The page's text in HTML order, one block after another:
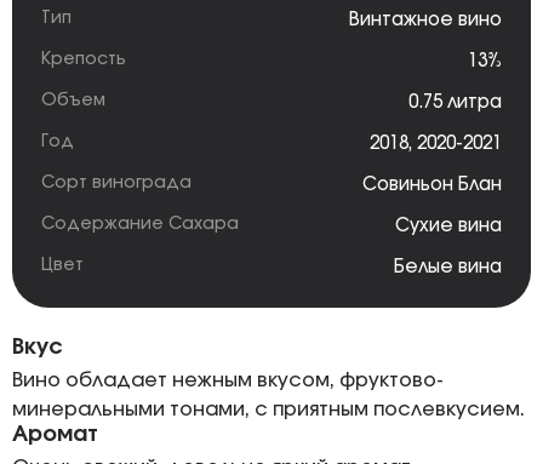
Тип Винтажное вино
Крепость 13%
Объем 0.75 литра
Год 2018, 2020-2021
Сорт винограда Совиньон Блан
Содержание Сахара Сухие вина
Цвет Белые вина
Вкус
Вино обладает нежным вкусом, фруктово-
минеральными тонами, с приятным послевкусием.
Аромат